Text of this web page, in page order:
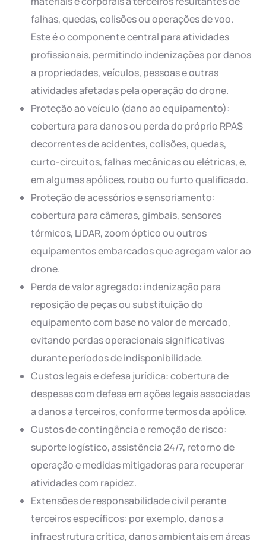
falhas, quedas, colisões ou operações de voo.
Este é o componente central para atividades
profissionais, permitindo indenizações por danos
a propriedades, veículos, pessoas e outras
atividades afetadas pela operação do drone.
Proteção ao veículo (dano ao equipamento):
cobertura para danos ou perda do próprio RPAS
decorrentes de acidentes, colisões, quedas,
curto-circuitos, falhas mecânicas ou elétricas, e,
em algumas apólices, roubo ou furto qualificado.
Proteção de acessórios e sensoriamento:
cobertura para câmeras, gimbais, sensores
térmicos, LiDAR, zoom óptico ou outros
equipamentos embarcados que agregam valor ao
drone.
Perda de valor agregado: indenização para
reposição de peças ou substituição do
equipamento com base no valor de mercado,
evitando perdas operacionais significativas
durante períodos de indisponibilidade.
Custos legais e defesa jurídica: cobertura de
despesas com defesa em ações legais associadas
a danos a terceiros, conforme termos da apólice.
Custos de contingência e remoção de risco:
suporte logístico, assistência 24/7, retorno de
operação e medidas mitigadoras para recuperar
atividades com rapidez.
Extensões de responsabilidade civil perante
terceiros específicos: por exemplo, danos a
infraestrutura crítica, danos ambientais em áreas